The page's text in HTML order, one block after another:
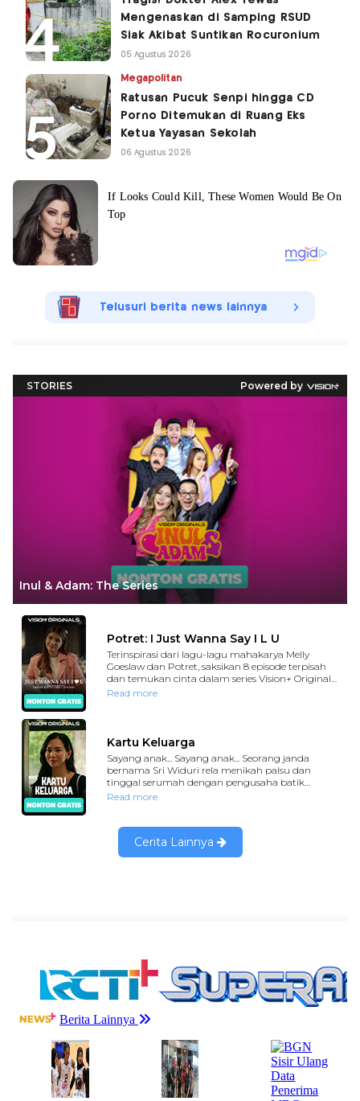
Mengenaskan di Samping RSUD
Siak Akibat Suntikan Rocuronium
05 Agustus 2026
Megapolitan
Ratusan Pucuk Senpi hingga CD
Porno Ditemukan di Ruang Eks
Ketua Yayasan Sekolah
06 Agustus 2026
Telusuri berita news lainnya